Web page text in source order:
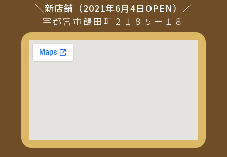
＼新店舗（2021年6月4日OPEN）／
宇都宮市鶴田町２１８５ー１８